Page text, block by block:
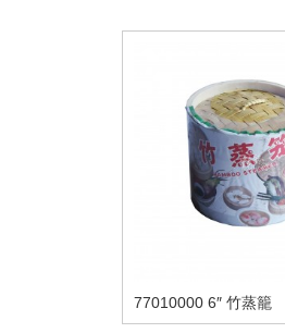
77010000 6″ 竹蒸籠